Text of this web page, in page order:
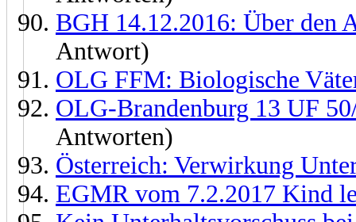
BGH 14.12.2016: Über den
Antwort)
OLG FFM: Biologische
OLG-Brandenburg 13 UF
Antworten)
Österreich: Verwirkung
EGMR vom 7.2.2017 Kind